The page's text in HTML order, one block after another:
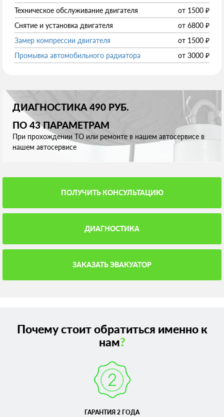
Техническое обслуживание двигателя
от 1500 ₽
Снятие и установка двигателя
от 6800 ₽
Замер компрессии двигателя
от 1500 ₽
Промывка автомобильного радиатора
от 3000 ₽
ДИАГНОСТИКА 490 РУБ.
ПО 43 ПАРАМЕТРАМ
При прохождении ТО или ремонте в нашем автосервисе в
нашем автосервисе
ПОЛУЧИТЬ КОНСУЛЬТАЦИЮ
ДИАГНОСТИКА
ЗАКАЗАТЬ ЭВАКУАТОР
Почему стоит обратиться именно к
нам?
ГАРАНТИЯ 2 ГОДА